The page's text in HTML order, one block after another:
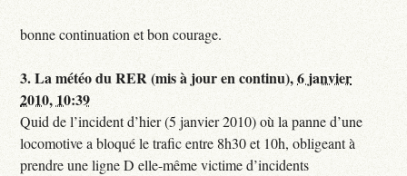
bonne continuation et bon courage.
3.La météo du RER (mis à jour en continu),6 janvier
2010, 10:39
Quid de l’incident d’hier (5 janvier 2010) où la panne d’une
locomotive a bloqué le trafic entre 8h30 et 10h, obligeant à
prendre une ligne D elle-même victime d’incidents